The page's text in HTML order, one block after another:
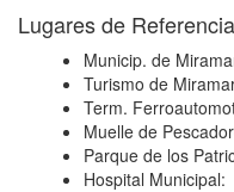
Lugares de Referencia
Municip. de
Turismo de
Term.
Muelle de
Parque de los
Hospital Municipal: